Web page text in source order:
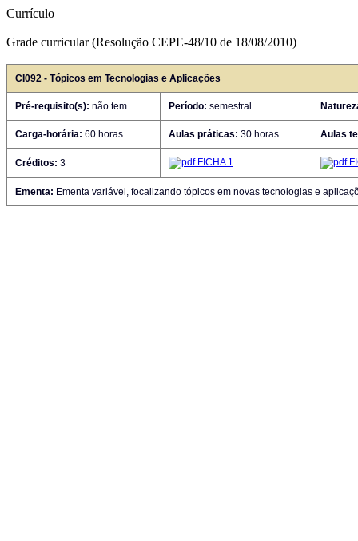
Currículo
Grade curricular (Resolução CEPE-48/10 de 18/08/2010)
CI092 - Tópicos em Tecnologias e Aplicações
Pré-requisito(s): não tem Período: semestral
Carga-horária: 60 horas Aulas práticas: 30 horas Aulas
Créditos: 3 FICHA 1
Ementa: Ementa variável, focalizando tópicos em novas tecnologias e